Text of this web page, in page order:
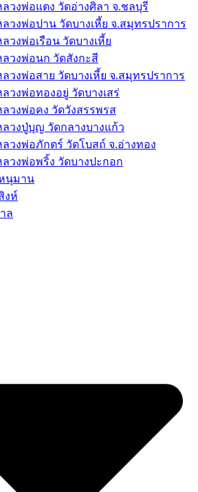
ลวงพ่อแตง วัดอ่างศิลา จ.ชลบุรี
ลวงพ่อปาน วัดบางเหี้ย จ.สมุทรปราการ
ลวงพ่อเรือน วัดบางเหี้ย
ลวงพ่อนก วัดสังกะสี
ลวงพ่อสาย วัดบางเหี้ย จ.สมุทรปราการ
ลวงพ่อทองอยู่ วัดบางเสร่
ลวงพ่อคง วัดวังสรรพรส
ลวงปู่บุญ วัดกลางบางแก้ว
ลวงพ่อภักตร์ วัดโบสถ์ จ.อ่างทอง
ลวงพ่อพริ้ง วัดบางปะกอก
นุมาน
งห์
ล